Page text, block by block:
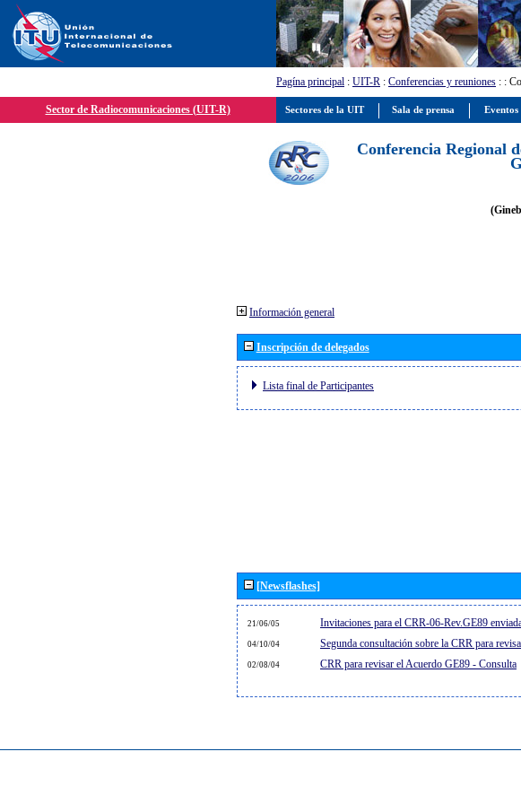
Pagína principal : UIT-R : Conferencias y reuniones : :
Sector de Radiocomunicaciones (UIT-R)
Conferencia Regional
Información general
Inscripción de delegados
Lista final de Participantes
[Newsflashes]
21/06/05 Invitaciones para el CRR-06-Rev.GE89
04/10/04 Segunda consultación sobre la CRR para
02/08/04 CRR para revisar el Acuerdo GE89 - Consulta
Sectores de la UIT Sala de prensa Eventos